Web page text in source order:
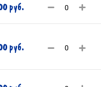
руб.
руб.